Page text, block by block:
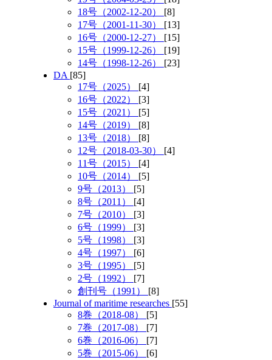
18号（2002-12-20） [8]
17号（2001-11-30） [13]
16号（2000-12-27） [15]
15号（1999-12-26） [19]
14号（1998-12-26） [23]
DA [85]
17号（2025） [4]
16号（2022） [3]
15号（2021） [5]
14号（2019） [8]
13号（2018） [8]
12号（2018-03-30） [4]
11号（2015） [4]
10号（2014） [5]
9号（2013） [5]
8号（2011） [4]
7号（2010） [3]
6号（1999） [3]
5号（1998） [3]
4号（1997） [6]
3号（1995） [5]
2号（1992） [7]
創刊号（1991） [8]
Journal of maritime researches [55]
8巻（2018-08） [5]
7巻（2017-08） [7]
6巻（2016-06） [7]
5巻（2015-06） [6]